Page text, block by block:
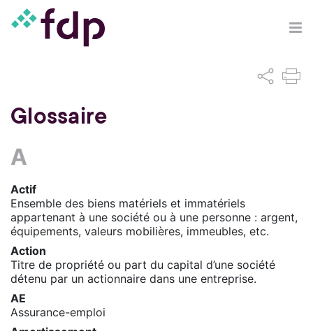
Glossaire
A
Actif
Ensemble des biens matériels et immatériels
appartenant à une société ou à une personne : argent,
équipements, valeurs mobilières, immeubles, etc.
Action
Titre de propriété ou part du capital d’une société
détenu par un actionnaire dans une entreprise.
AE
Assurance-emploi